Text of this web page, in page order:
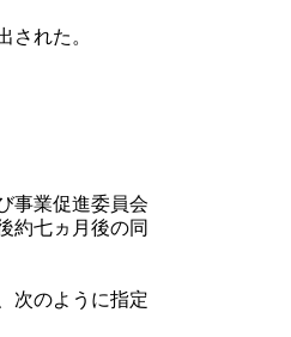
れた。
事業促進委員会
約七ヵ月後の同
次のように指定